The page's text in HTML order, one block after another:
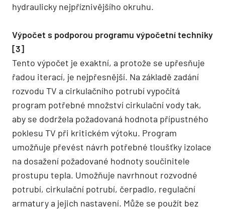
hydraulicky nejpříznivějšího okruhu.
Výpočet s podporou programu výpočetní techniky
[3]
Tento výpočet je exaktní, a protože se upřesňuje
řadou iterací, je nejpřesnější. Na základě zadání
rozvodu TV a cirkulačního potrubí vypočítá
program potřebné množství cirkulační vody tak,
aby se dodržela požadovaná hodnota přípustného
poklesu TV při kritickém výtoku. Program
umožňuje převést návrh potřebné tloušťky izolace
na dosažení požadované hodnoty součinitele
prostupu tepla. Umožňuje navrhnout rozvodné
potrubí, cirkulační potrubí, čerpadlo, regulační
armatury a jejich nastavení. Může se použít bez